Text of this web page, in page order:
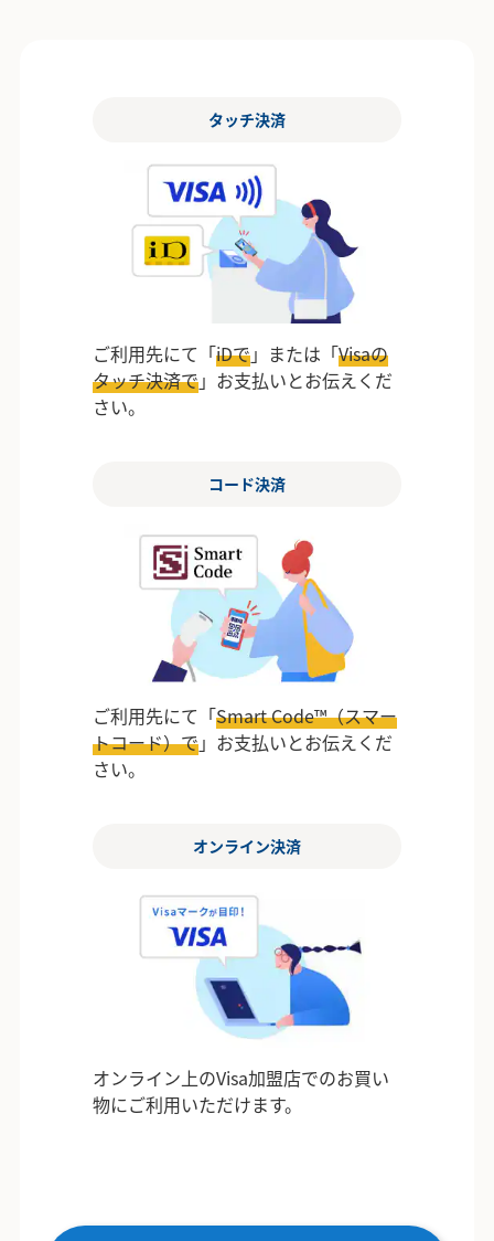
タッチ決済
ご利用先にて「iDで」または「Visaの
タッチ決済で」お支払いとお伝えくだ
さい。
コード決済
ご利用先にて「Smart Code™（スマー
トコード）で」お支払いとお伝えくだ
さい。
オンライン決済
オンライン上のVisa加盟店でのお買い
物にご利用いただけます。